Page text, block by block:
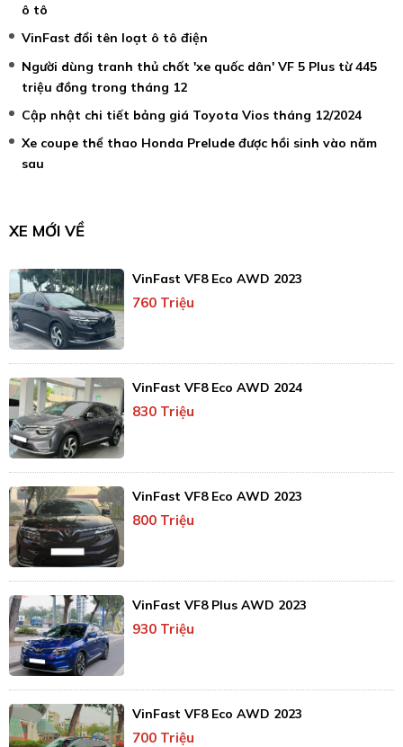
ô tô
VinFast đổi tên loạt ô tô điện
Người dùng tranh thủ chốt 'xe quốc dân' VF 5 Plus từ 445
triệu đồng trong tháng 12
Cập nhật chi tiết bảng giá Toyota Vios tháng 12/2024
Xe coupe thể thao Honda Prelude được hồi sinh vào năm
sau
XE MỚI VỀ
VinFast VF8 Eco AWD 2023
760 Triệu
VinFast VF8 Eco AWD 2024
830 Triệu
VinFast VF8 Eco AWD 2023
800 Triệu
VinFast VF8 Plus AWD 2023
930 Triệu
VinFast VF8 Eco AWD 2023
700 Triệu